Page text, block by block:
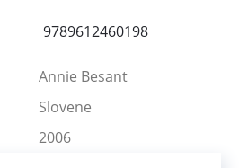
9789612460198
Annie Besant
Slovene
2006